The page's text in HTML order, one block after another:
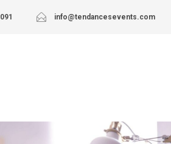
info@tendancesevents.com